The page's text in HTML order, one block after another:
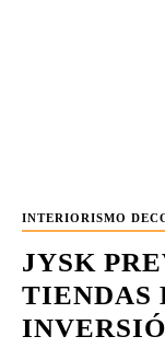
INTERIORISMO
JYSK
TIENDAS